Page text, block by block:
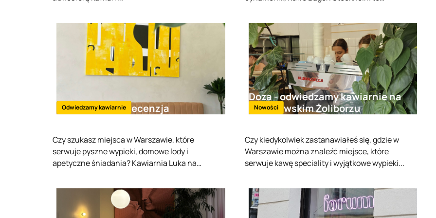
Luka Żoliborz - recenzja
Odwiedzamy kawiarnie
Czy szukasz miejsca w Warszawie, które
serwuje pyszne wypieki, domowe lody i
apetyczne śniadania? Kawiarnia Luka na
smakołyki są na wyciągnięcie ręki. Przeczytaj
artykuł, aby dowiedzieć się, dlaczego warto
odwiedzić to przyjazne i klimatyczne miejsce.
Doza - odwiedzamy kawiarnie na
Warszawskim Żoliborzu
Nowości
Czy kiedykolwiek zastanawiałeś się, gdzie w
Warszawie można znaleźć miejsce, które
serwuje kawę speciality i wyjątkowe wypieki...